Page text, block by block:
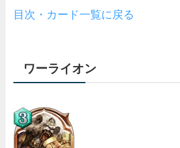
目次・カード一覧に戻る
ワーライオン